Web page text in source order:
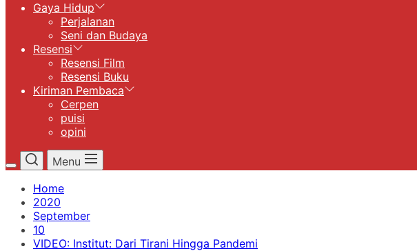
Gaya Hidup
Perjalanan
Seni dan Budaya
Resensi
Resensi Film
Resensi Buku
Kiriman Pembaca
Cerpen
puisi
opini
Menu
Home
2020
September
10
VIDEO: Institut: Dari Tirani Hingga Pandemi